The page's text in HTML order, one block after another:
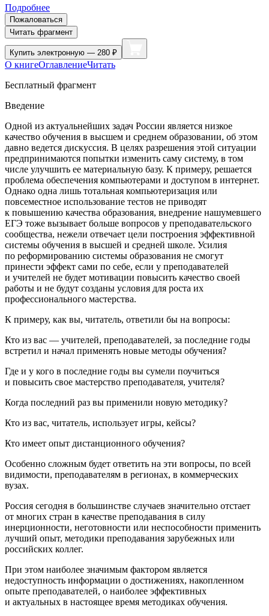
Подробнее
Пожаловаться
Читать фрагмент
Купить электронную — 280 ₽
О книгеОглавлениеЧитать
Бесплатный фрагмент
Введение
Одной из актуальнейших задач России является низкое
качество обучения в высшем и среднем образовании, об этом
давно ведется дискуссия. В целях разрешения этой ситуации
предпринимаются попытки изменить саму систему, в том
числе улучшить ее материальную базу. К примеру, решается
проблема обеспечения компьютерами и доступом в интернет.
Однако одна лишь тотальная компьютеризация или
повсеместное использование тестов не приводят
к повышению качества образования, внедрение нашумевшего
ЕГЭ тоже вызывает больше вопросов у преподавательского
сообщества, нежели отвечает цели построения эффективной
системы обучения в высшей и средней школе. Усилия
по реформированию системы образования не смогут
принести эффект сами по себе, если у преподавателей
и учителей не будет мотивации повысить качество своей
работы и не будут созданы условия для роста их
профессионального мастерства.
К примеру, как вы, читатель, ответили бы на вопросы:
Кто из вас — учителей, преподавателей, за последние годы
встретил и начал применять новые методы обучения?
Где и у кого в последние годы вы сумели поучиться
и повысить свое мастерство преподавателя, учителя?
Когда последний раз вы применили новую методику?
Кто из вас, читатель, использует игры, кейсы?
Кто имеет опыт дистанционного обучения?
Особенно сложным будет ответить на эти вопросы, по всей
видимости, преподавателям в регионах, в коммерческих
вузах.
Россия сегодня в большинстве случаев значительно отстает
от многих стран в качестве преподавания в силу
инерционности, неготовности или неспособности применить
лучший опыт, методики преподавания зарубежных или
российских коллег.
При этом наиболее значимым фактором является
недоступность информации о достижениях, накопленном
опыте преподавателей, о наиболее эффективных
и актуальных в настоящее время методиках обучения.